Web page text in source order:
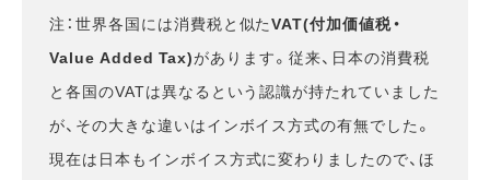
注：世界各国には消費税と似たVAT(付加価値税・
Value Added Tax)があります。従来、日本の消費税
と各国のVATは異なるという認識が持たれていました
が、その大きな違いはインボイス方式の有無でした。
現在は日本もインボイス方式に変わりましたので、ほ